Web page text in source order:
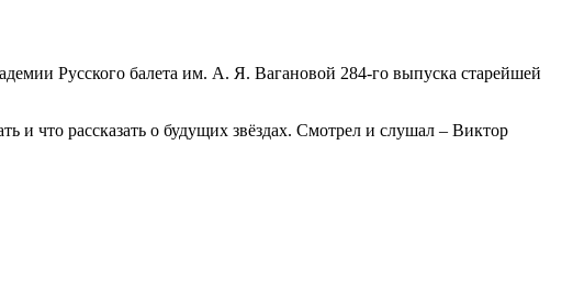
Русского балета им. А. Я. Вагановой 284-го выпуска старейшей
и что рассказать о будущих звёздах. Смотрел и слушал – Виктор